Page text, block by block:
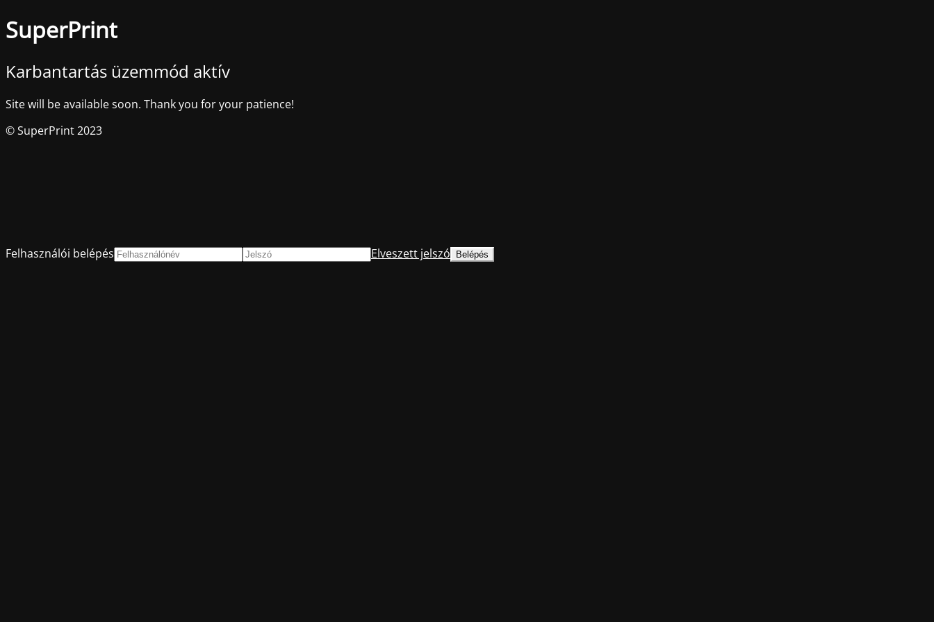
SuperPrint
Karbantartás üzemmód aktív
Site will be available soon. Thank you for your patience!
© SuperPrint 2023
Felhasználói belépés Elveszett jelszó